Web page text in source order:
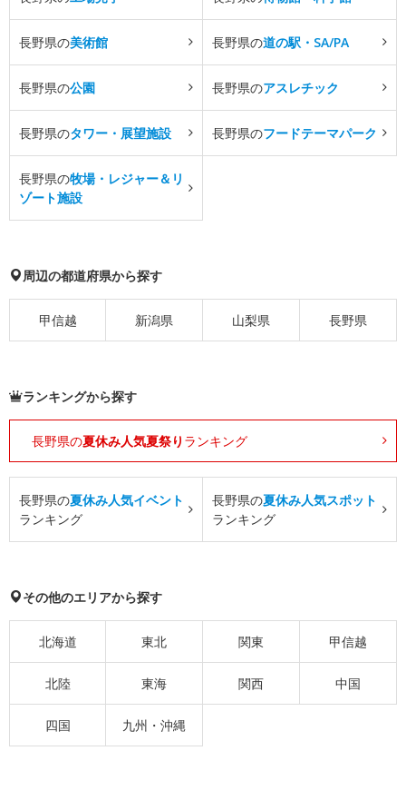
長野県の美術館 長野県の道の駅・SA/PA
長野県の公園 長野県のアスレチック
長野県のタワー・展望施設 長野県のフードテーマパーク
長野県の牧場・レジャー＆リ
ゾート施設
周辺の都道府県から探す
甲信越 新潟県 山梨県 長野県
ランキングから探す
長野県の夏休み人気夏祭り ランキング
長野県の夏休み人気イベント
ランキング
長野県の夏休み人気スポット
ランキング
その他のエリアから探す
北海道 東北 関東 甲信越
北陸 東海 関西 中国
四国 九州・沖縄